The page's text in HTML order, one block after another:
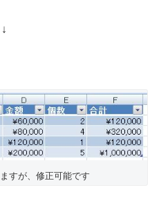
↓
すが、修正可能です